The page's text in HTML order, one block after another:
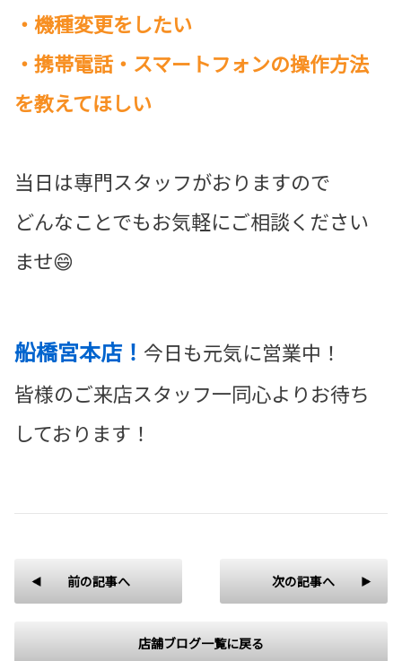
・機種変更をしたい
・携帯電話・スマートフォンの操作方法
を教えてほしい
当日は専門スタッフがおりますので
どんなことでもお気軽にご相談ください
ませ😄
船橋宮本店！ 今日も元気に営業中！
皆様のご来店スタッフ一同心よりお待ち
しております！
前の記事へ
店舗ブログ一覧に戻る
次の記事へ